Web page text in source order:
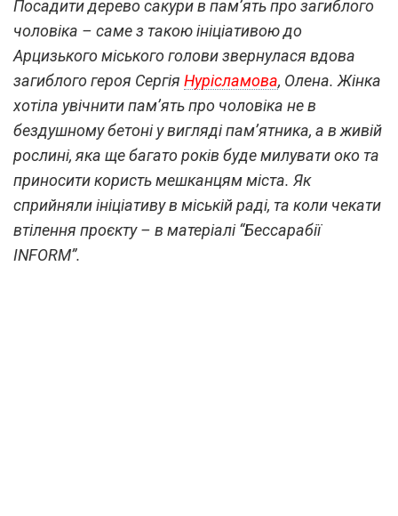
Посадити дерево сакури в пам’ять про загиблого
чоловіка – саме з такою ініціативою до
Арцизького міського голови звернулася вдова
загиблого героя Сергія Нурісламова, Олена. Жінка
хотіла увічнити пам’ять про чоловіка не в
бездушному бетоні у вигляді пам’ятника, а в живій
рослині, яка ще багато років буде милувати око та
приносити користь мешканцям міста. Як
сприйняли ініціативу в міській раді, та коли чекати
втілення проєкту – в матеріалі “Бессарабії
INFORM”.